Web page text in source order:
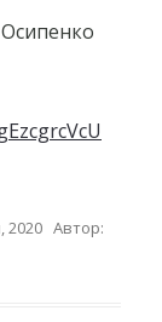
2020 Автор: